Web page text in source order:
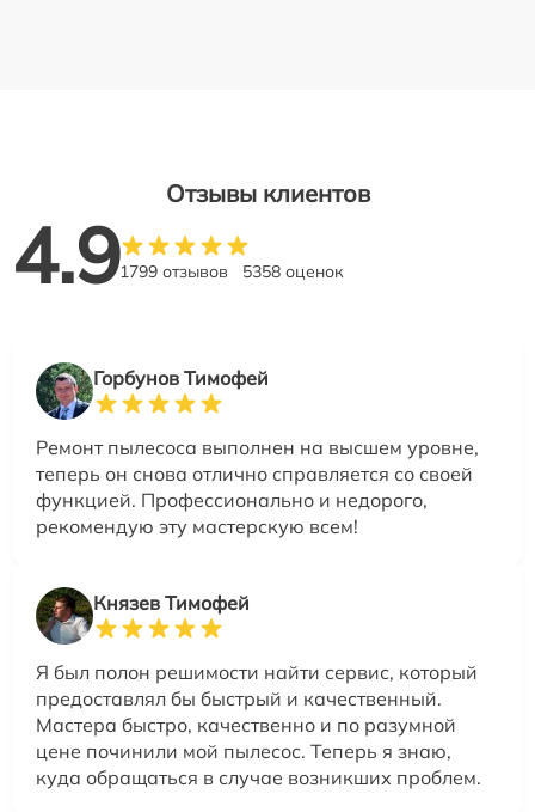
Отзывы клиентов
4.91799 отзывов 5358 оценок
Горбунов Тимофей
Ремонт пылесоса выполнен на высшем уровне,
теперь он снова отлично справляется со своей
функцией. Профессионально и недорого,
рекомендую эту мастерскую всем!
Князев Тимофей
Я был полон решимости найти сервис, который
предоставлял бы быстрый и качественный.
Мастера быстро, качественно и по разумной
цене починили мой пылесос. Теперь я знаю,
куда обращаться в случае возникших проблем.